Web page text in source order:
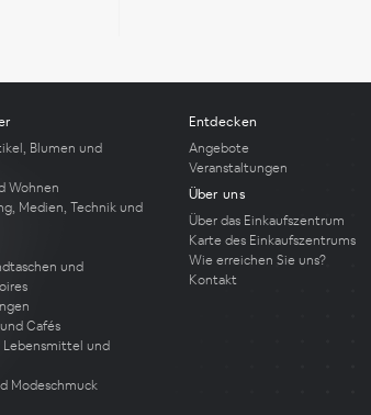
Blumen und
Wohnen
Medien, Technik und
und
Cafés
Lebensmittel und
Modeschmuck
Entdecken
Angebote
Veranstaltungen
Über uns
Über das Einkaufszentrum
Karte des Einkaufszentrums
Wie erreichen Sie uns?
Kontakt